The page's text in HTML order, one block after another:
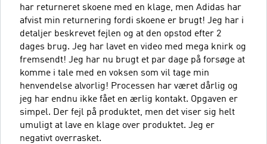
har returneret skoene med en klage, men Adidas har
afvist min returnering fordi skoene er brugt! Jeg har i
detaljer beskrevet fejlen og at den opstod efter 2
dages brug. Jeg har lavet en video med mega knirk og
fremsendt! Jeg har nu brugt et par dage på forsøge at
komme i tale med en voksen som vil tage min
henvendelse alvorlig! Processen har været dårlig og
jeg har endnu ikke fået en ærlig kontakt. Opgaven er
simpel. Der fejl på produktet, men det viser sig helt
umuligt at lave en klage over produktet. Jeg er
negativt overrasket.